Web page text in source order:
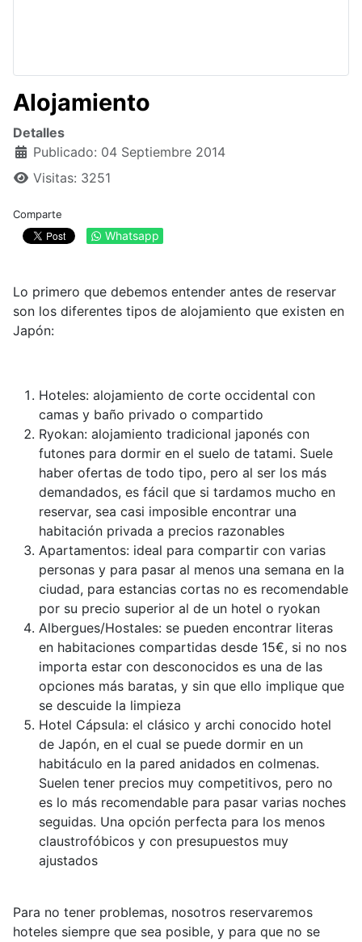
Alojamiento
Detalles
Publicado: 04 Septiembre 2014
Visitas: 3251
Comparte
Whatsapp
Lo primero que debemos entender antes de reservar
son los diferentes tipos de alojamiento que existen en
Japón:
Hoteles: alojamiento de corte occidental con
camas y baño privado o compartido
Ryokan: alojamiento tradicional japonés con
futones para dormir en el suelo de tatami. Suele
haber ofertas de todo tipo, pero al ser los más
demandados, es fácil que si tardamos mucho en
reservar, sea casi imposible encontrar una
habitación privada a precios razonables
Apartamentos: ideal para compartir con varias
personas y para pasar al menos una semana en la
ciudad, para estancias cortas no es recomendable
por su precio superior al de un hotel o ryokan
Albergues/Hostales: se pueden encontrar literas
en habitaciones compartidas desde 15€, si no nos
importa estar con desconocidos es una de las
opciones más baratas, y sin que ello implique que
se descuide la limpieza
Hotel Cápsula: el clásico y archi conocido hotel
de Japón, en el cual se puede dormir en un
habitáculo en la pared anidados en colmenas.
Suelen tener precios muy competitivos, pero no
es lo más recomendable para pasar varias noches
seguidas. Una opción perfecta para los menos
claustrofóbicos y con presupuestos muy
ajustados
Para no tener problemas, nosotros reservaremos
hoteles siempre que sea posible, y para que no se